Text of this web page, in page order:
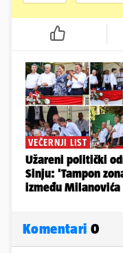
Komentari 0